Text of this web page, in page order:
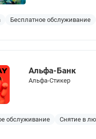
Бесплатное обслуживание
Альфа-Банк
Альфа-Стикер
обслуживание Снятие в